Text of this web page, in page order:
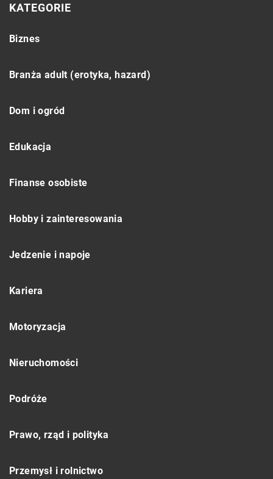
KATEGORIE
Biznes
Branża adult (erotyka, hazard)
Dom i ogród
Edukacja
Finanse osobiste
Hobby i zainteresowania
Jedzenie i napoje
Kariera
Motoryzacja
Nieruchomości
Podróże
Prawo, rząd i polityka
Przemysł i rolnictwo